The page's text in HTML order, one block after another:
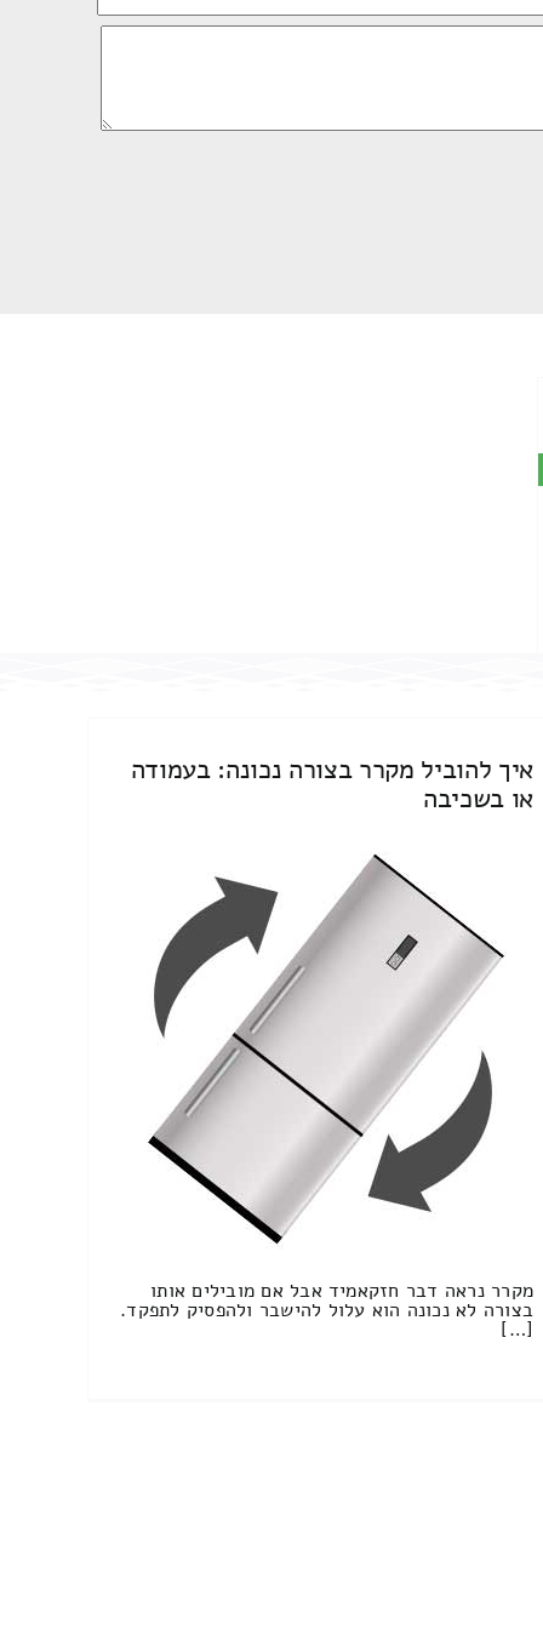
איך להוביל מקרר בצורה נכונה: בעמודה
או בשכיבה
מקרר נראה דבר חזקאמיד אבל אם מובילים אותו
בצורה לא נכונה הוא עלול להישבר ולהפסיק לתפקד.
[…]